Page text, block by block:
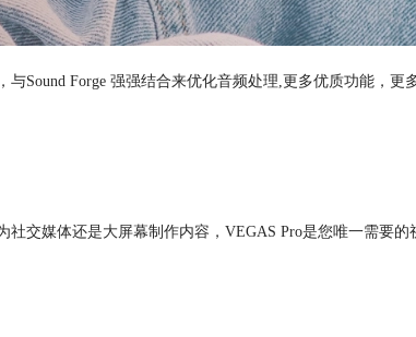
Sound Forge 强强结合来优化音频处理,更多优质功能，更
交媒体还是大屏幕制作内容，VEGAS Pro是您唯一需要